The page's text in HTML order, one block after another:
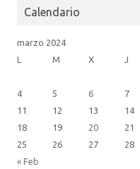
Calendario
marzo 2024
L
M X J
« Feb
4
5 6 7
11
12 13 14
18
19 20 21
25
26 27 28